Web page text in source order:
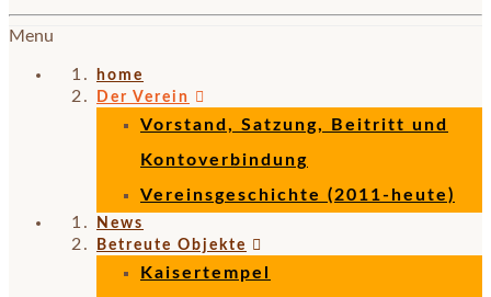
Menu
home
Der Verein
Vorstand, Satzung, Beitritt und
Kontoverbindung
Vereinsgeschichte (2011-heute)
News
Betreute Objekte
Kaisertempel